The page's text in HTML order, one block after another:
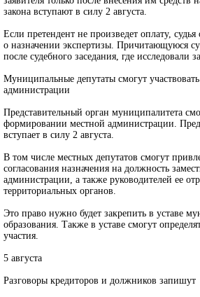
закона вступают в силу 2 августа.
Если претендент не произведет оплату,
о назначении экспертизы. Причитающуюся
после судебного заседания, где исследовали
Муниципальные депутаты смогут
администрации
Представительный орган муниципалитета
формировании местной администрации.
вступает в силу 2 августа.
В том числе местных депутатов смогут
согласования назначения на должность
администрации, а также руководителей ее
территориальных органов.
Это право нужно будет закрепить в уставе
образования. Также в уставе смогут
участия.
5 августа
Разговоры кредиторов и должников запишут